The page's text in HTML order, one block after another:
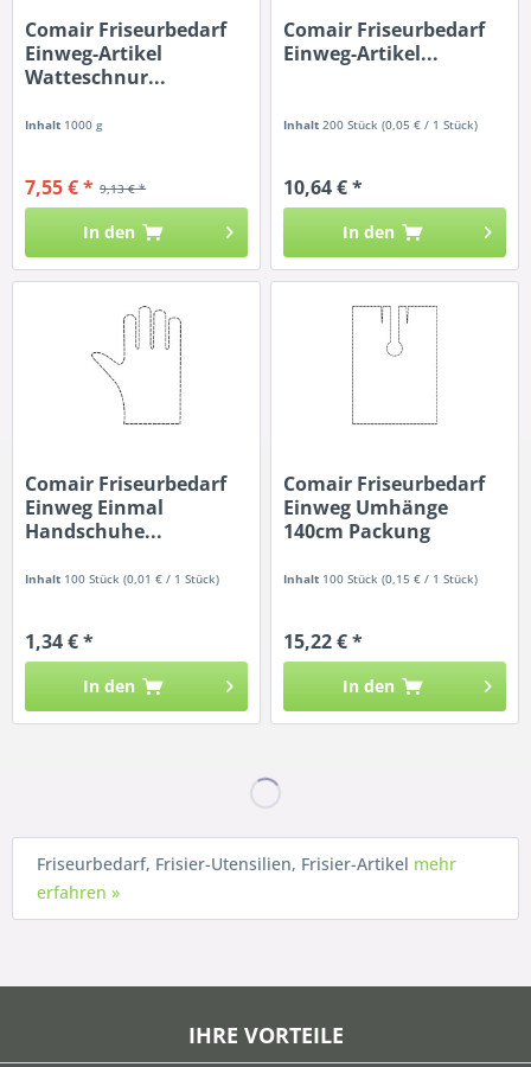
Comair Friseurbedarf
Einweg-Artikel
Watteschnur...
Inhalt 1000 g
9,13 € *
7,55 € *
In den
Comair Friseurbedarf
Einweg-Artikel...
Inhalt200 Stück(0,05 € / 1 Stück)
10,64 € *
In den
Comair Friseurbedarf
Einweg Einmal
Handschuhe...
Inhalt 100 Stück(0,01 € / 1 Stück)
1,34 € *
In den
Comair Friseurbedarf
Einweg Umhänge
140cm Packung
Inhalt 100 Stück(0,15 € / 1 Stück)
15,22 € *
In den
Friseurbedarf, Frisier-Utensilien, Frisier-Artikel mehr
erfahren »
IHRE VORTEILE